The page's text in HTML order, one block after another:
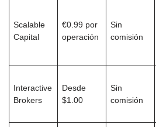
Scalable
Capital
€0.99 por
operación
Sin
comisión
Interactive
Brokers
Desde
$1.00
Sin
comisión